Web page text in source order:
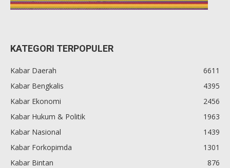
KATEGORI TERPOPULER
Kabar Daerah
6611
Kabar Bengkalis
4395
Kabar Ekonomi
2456
Kabar Hukum & Politik
1963
Kabar Nasional
1439
Kabar Forkopimda
1301
Kabar Bintan
876